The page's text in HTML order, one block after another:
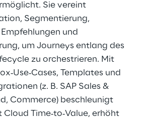
Sie vereint
Segmentierung,
und
um Journeys entlang des
zu orchestrieren. Mit
Templates und
(z. B. SAP Sales &
Commerce) beschleunigt
Cloud Time‑to‑Value, erhöht